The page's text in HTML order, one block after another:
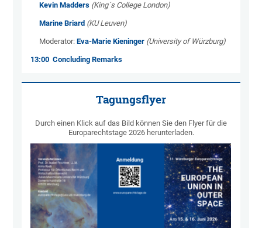
Kevin Madders (King´s College London)
Marine Briard (KU Leuven)
Moderator:Eva-Marie Kieninger (University of Würzburg)
13:00 Concluding Remarks
Tagungsflyer
Durch einen Klick auf das Bild können Sie den Flyer für die
Europarechtstage 2026 herunterladen.